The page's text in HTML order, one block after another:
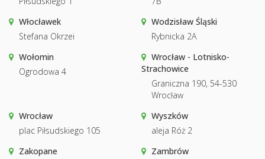
Włocławek
Stefana Okrzei
Wodzisław Śląski
Rybnicka 2A
Wołomin
Ogrodowa 4
Wrocław - Lotnisko-
Strachowice
Graniczna 190, 54-530
Wrocław
Wrocław
plac Piłsudskiego 105
Wyszków
aleja Róż 2
Zakopane
Zambrów